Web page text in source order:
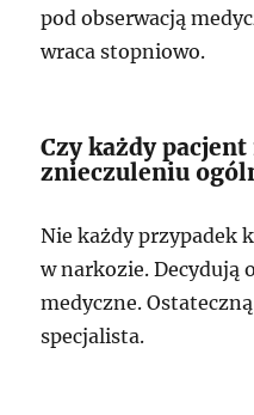
pod obserwacją
wraca stopniowo.
Czy każdy
znieczuleniu
Nie każdy przypadek
w narkozie. Decydują
medyczne.
specjalista.